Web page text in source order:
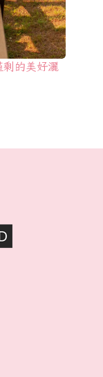
剩的美好灑